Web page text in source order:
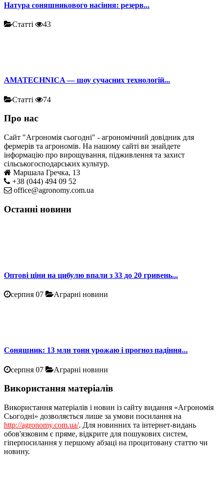
Натура соняшникового насіння: резерв...
Статті 43
AMATECHNICA — шоу сучасних технологій...
Статті 74
Про нас
Сайт "Агрономія сьогодні" - агрономічний довідник для
фермерів та агрономів. На нашому сайті ви знайдете
інформацію про вирощування, підживлення та захист
сільськогосподарських культур.
Маршала Гречка, 13
+38 (044) 494 09 52
office@agronomy.com.ua
Останні новини
Оптові ціни на цибулю впали з 33 до 20 гривень...
серпня 07 Аграрні новини
Соняшник: 13 млн тонн урожаю і прогноз падіння...
серпня 07 Аграрні новини
Використання матеріалів
Використання матеріалів і новин із сайту видання «Агрономія
Сьогодні» дозволяється лише за умови посилання на
http://agronomy.com.ua/. Для новинних та інтернет-видань
обов'язковим є пряме, відкрите для пошукових систем,
гіперпосилання у першому абзаці на процитовану статтю чи
новину.